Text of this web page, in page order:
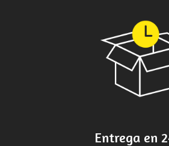
Entrega en